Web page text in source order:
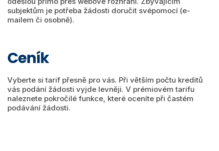
subjektům je potřeba žádosti doručit svépomocí (e-
mailem či osobně).
Ceník
Vyberte si tarif přesně pro vás. Při větším počtu kreditů
vás podání žádosti vyjde levněji. V prémiovém tarifu
naleznete pokročilé funkce, které oceníte při častém
podávání žádosti.